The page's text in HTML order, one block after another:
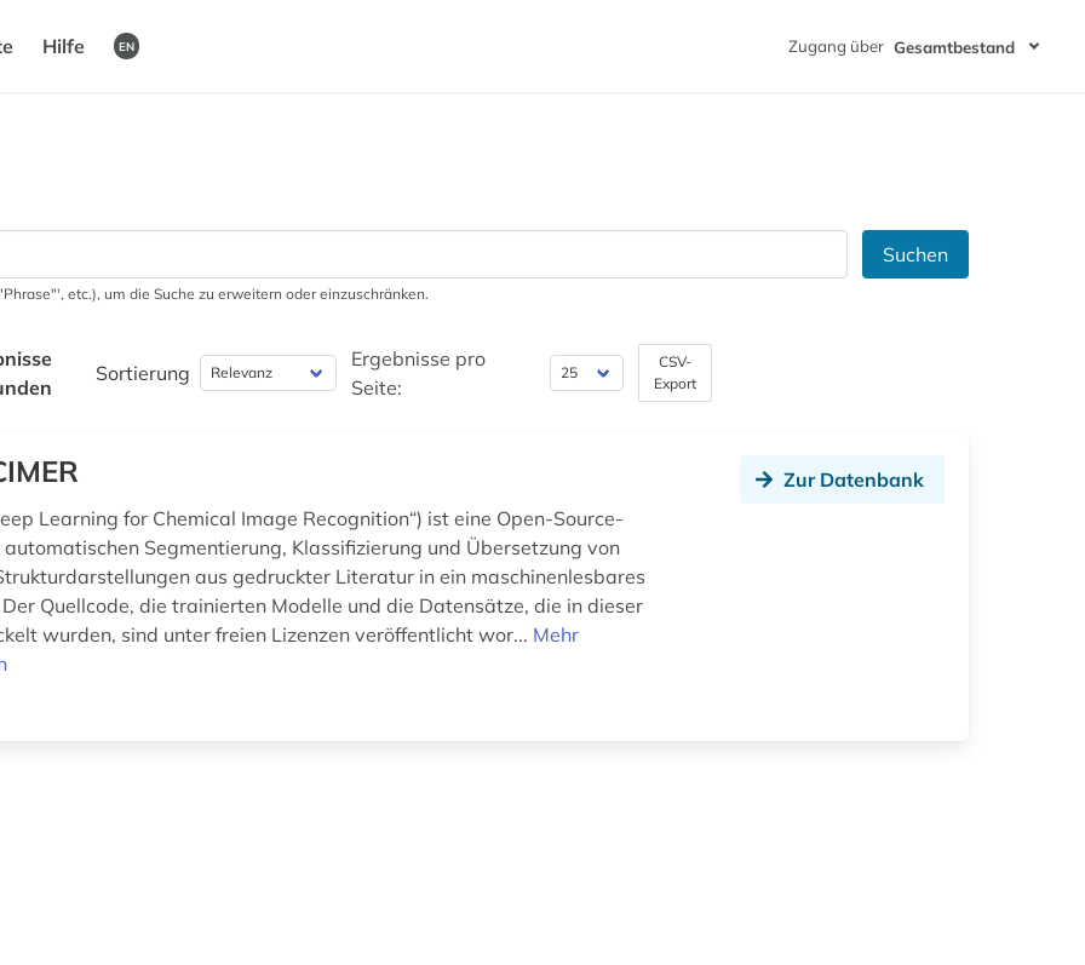
Hilfe EN Zugang über Gesamtbestand
Suchen
etc.), um die Suche zu erweitern oder einzuschränken.
Sortierung
Ergebnisse pro
Seite:
CSV-
Export
Learning for Chemical Image Recognition“) ist eine Open-Source-
Segmentierung, Klassifizierung und Übersetzung von
aus gedruckter Literatur in ein maschinenlesbares
Quellcode, die trainierten Modelle und die Datensätze, die in dieser
wurden, sind unter freien Lizenzen veröffentlicht wor... Mehr
Zur Datenbank